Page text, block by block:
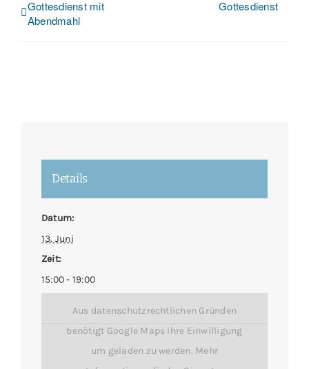
Gottesdienst mit
Abendmahl
Gottesdienst
Details
Datum:
13. Juni
Zeit:
15:00 - 19:00
Aus datenschutzrechtlichen Gründen
benötigt Google Maps Ihre Einwilligung
um geladen zu werden. Mehr